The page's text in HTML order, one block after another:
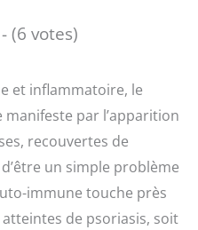
(6 votes)
et inflammatoire, le
par l’apparition
recouvertes de
un simple problème
immune touche près
de psoriasis, soit